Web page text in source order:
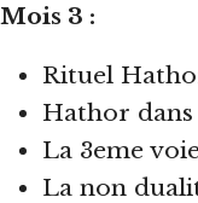
Mois 3 :
Rituel
Hathor
La 3eme
La non